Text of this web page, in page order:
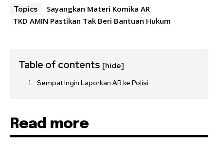
Topics
Sayangkan Materi Komika AR
TKD AMIN Pastikan Tak Beri Bantuan Hukum
Table of contents [hide]
Sempat Ingin Laporkan AR ke Polisi
Read more